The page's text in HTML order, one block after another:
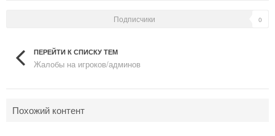
Подписчики 0
ПЕРЕЙТИ К СПИСКУ ТЕМ
Жалобы на игроков/админов
Похожий контент